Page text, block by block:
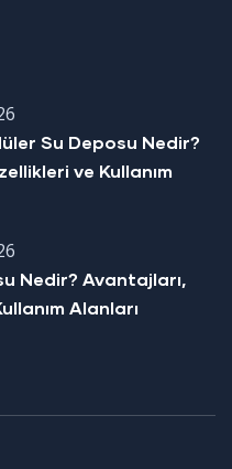
Su Deposu Nedir?
ve Kullanım
Nedir? Avantajları,
Alanları